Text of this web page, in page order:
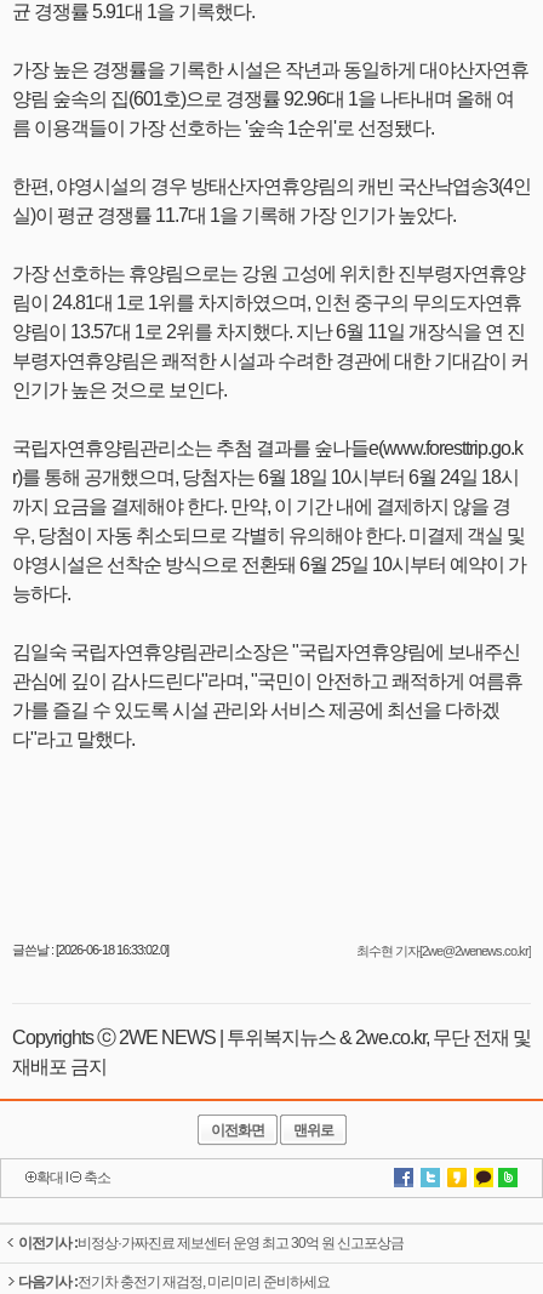
균 경쟁률 5.91대 1을 기록했다.
가장 높은 경쟁률을 기록한 시설은 작년과 동일하게 대야산자연휴
양림 숲속의 집(601호)으로 경쟁률 92.96대 1을 나타내며 올해 여
름 이용객들이 가장 선호하는 '숲속 1순위'로 선정됐다.
한편, 야영시설의 경우 방태산자연휴양림의 캐빈 국산낙엽송3(4인
실)이 평균 경쟁률 11.7대 1을 기록해 가장 인기가 높았다.
가장 선호하는 휴양림으로는 강원 고성에 위치한 진부령자연휴양
림이 24.81대 1로 1위를 차지하였으며, 인천 중구의 무의도자연휴
양림이 13.57대 1로 2위를 차지했다. 지난 6월 11일 개장식을 연 진
부령자연휴양림은 쾌적한 시설과 수려한 경관에 대한 기대감이 커
인기가 높은 것으로 보인다.
국립자연휴양림관리소는 추첨 결과를 숲나들e(www.foresttrip.go.k
r)를 통해 공개했으며, 당첨자는 6월 18일 10시부터 6월 24일 18시
까지 요금을 결제해야 한다. 만약, 이 기간 내에 결제하지 않을 경
우, 당첨이 자동 취소되므로 각별히 유의해야 한다. 미결제 객실 및
야영시설은 선착순 방식으로 전환돼 6월 25일 10시부터 예약이 가
능하다.
김일숙 국립자연휴양림관리소장은 "국립자연휴양림에 보내주신
관심에 깊이 감사드린다"라며, "국민이 안전하고 쾌적하게 여름휴
가를 즐길 수 있도록 시설 관리와 서비스 제공에 최선을 다하겠
다"라고 말했다.
글쓴날 : [2026-06-18 16:33:02.0] 최수현 기자[2we@2wenews.co.kr]
Copyrights ⓒ 2WE NEWS | 투위복지뉴스 & 2we.co.kr, 무단 전재 및
재배포 금지
이전화면 맨위로
확대 축소
이전기사 :비정상·가짜진료 제보센터 운영 최고 30억 원 신고포상금
다음기사 :전기차 충전기 재검정, 미리미리 준비하세요